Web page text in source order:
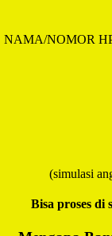
NAMA/NOMOR
(simulasi
Bisa proses di